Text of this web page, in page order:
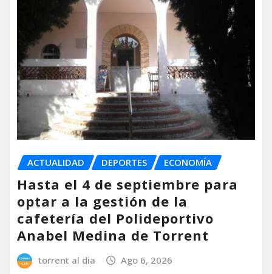
ACTUALIDAD DEPORTES ECONOMÍA
Hasta el 4 de septiembre para
optar a la gestión de la
cafetería del Polideportivo
Anabel Medina de Torrent
torrent al dia Ago 6, 2026